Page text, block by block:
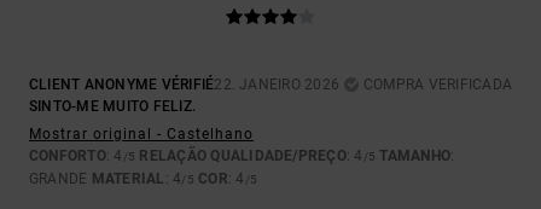
CLIENT ANONYME VÉRIFIÉ22. JANEIRO 2026
COMPRA VERIFICADA
SINTO-ME MUITO FELIZ.
Mostrar original - Castelhano
CONFORTO: 4 /5 RELAÇÃO QUALIDADE/PREÇO: 4 /5 TAMANHO:
GRANDE MATERIAL : 4/5 COR: 4 /5